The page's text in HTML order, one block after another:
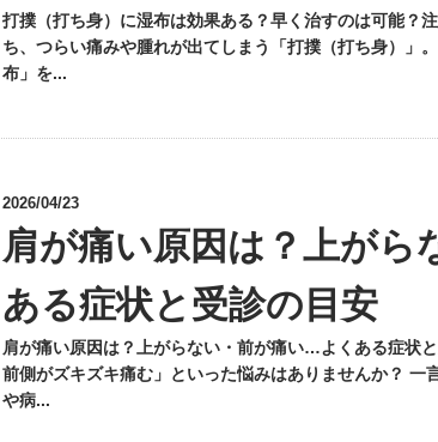
打撲（打ち身）に湿布は効果ある？早く治すのは可能？
ち、つらい痛みや腫れが出てしまう「打撲（打ち身）」
布」を...
2026/04/23
肩が痛い原因は？上がら
ある症状と受診の目安
肩が痛い原因は？上がらない・前が痛い…よくある症状
前側がズキズキ痛む」といった悩みはありませんか？ 一
や病...